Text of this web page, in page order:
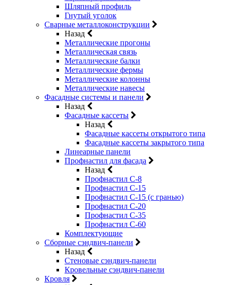
Шляпный профиль
Гнутый уголок
Сварные металлоконструкции
Назад
Металлические прогоны
Металлическая связь
Металлические балки
Металлические фермы
Металлические колонны
Металлические навесы
Фасадные системы и панели
Назад
Фасадные кассеты
Назад
Фасадные кассеты открытого типа
Фасадные кассеты закрытого типа
Линеарные панели
Профнастил для фасада
Назад
Профнастил С-8
Профнастил С-15
Профнастил С-15 (с гранью)
Профнастил С-20
Профнастил С-35
Профнастил С-60
Комплектующие
Сборные сэндвич-панели
Назад
Стеновые сэндвич-панели
Кровельные сэндвич-панели
Кровля